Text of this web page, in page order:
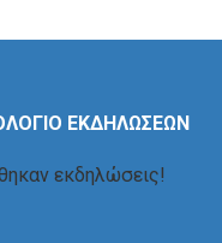
ΕΚΔΗΛΩΣΕΩΝ
εκδηλώσεις!